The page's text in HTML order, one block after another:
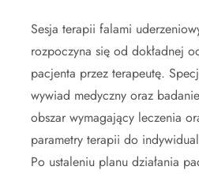
Sesja terapii falami
rozpoczyna się od dokładnej
pacjenta przez terapeutę.
wywiad medyczny oraz
obszar wymagający leczenia
parametry terapii do
Po ustaleniu planu działania